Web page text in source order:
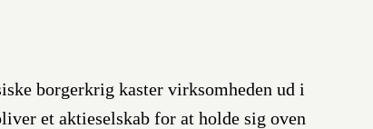
borgerkrig kaster virksomheden ud i
et aktieselskab for at holde sig oven